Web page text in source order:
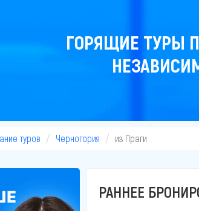
ГОРЯЩИЕ ТУРЫ
туров Черногория из Праги
РАННЕЕ